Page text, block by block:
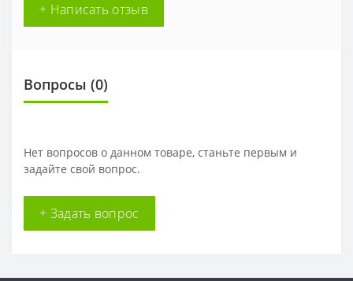
+ Написать отзыв
Вопросы (0)
Нет вопросов о данном товаре, станьте первым и
задайте свой вопрос.
+ Задать вопрос